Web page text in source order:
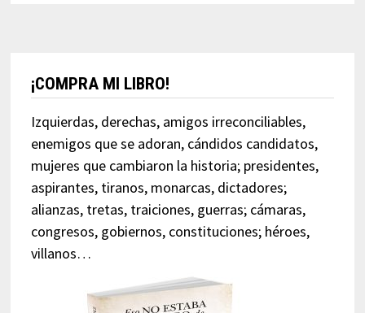
¡COMPRA MI LIBRO!
Izquierdas, derechas, amigos irreconciliables,
enemigos que se adoran, cándidos candidatos,
mujeres que cambiaron la historia; presidentes,
aspirantes, tiranos, monarcas, dictadores;
alianzas, tretas, traiciones, guerras; cámaras,
congresos, gobiernos, constituciones; héroes,
villanos…